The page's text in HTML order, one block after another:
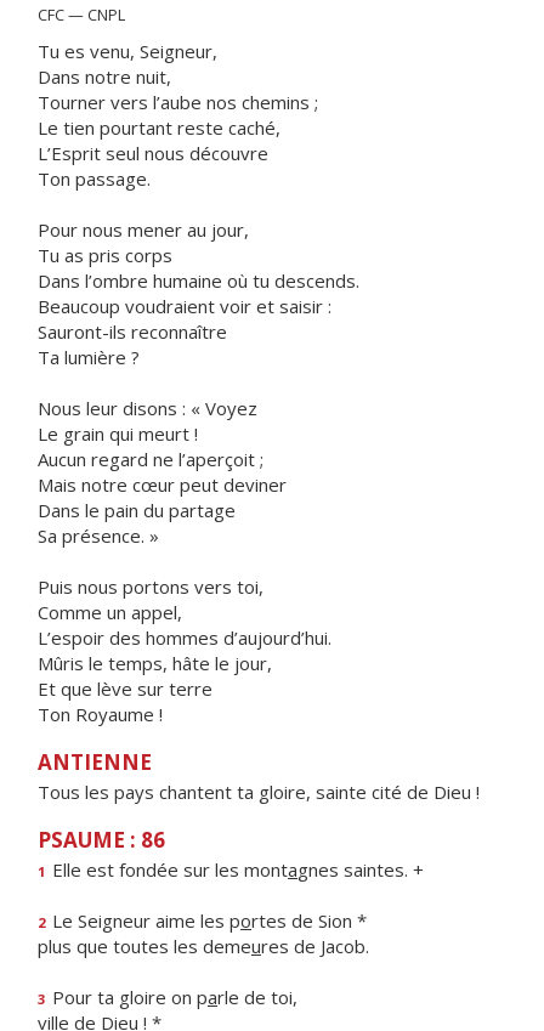
CFC — CNPL
Tu es venu, Seigneur,
Dans notre nuit,
Tourner vers l’aube nos chemins ;
Le tien pourtant reste caché,
L’Esprit seul nous découvre
Ton passage.
Pour nous mener au jour,
Tu as pris corps
Dans l’ombre humaine où tu descends.
Beaucoup voudraient voir et saisir :
Sauront-ils reconnaître
Ta lumière ?
Nous leur disons : « Voyez
Le grain qui meurt !
Aucun regard ne l’aperçoit ;
Mais notre cœur peut deviner
Dans le pain du partage
Sa présence. »
Puis nous portons vers toi,
Comme un appel,
L’espoir des hommes d’aujourd’hui.
Mûris le temps, hâte le jour,
Et que lève sur terre
Ton Royaume !
ANTIENNE
Tous les pays chantent ta gloire, sainte cité de Dieu !
PSAUME : 86
1 Elle est fondée sur les montagnes saintes. +
2 Le Seigneur aime les portes de Sion *
plus que toutes les demeures de Jacob.
3 Pour ta gloire on parle de toi,
ville de Dieu ! *